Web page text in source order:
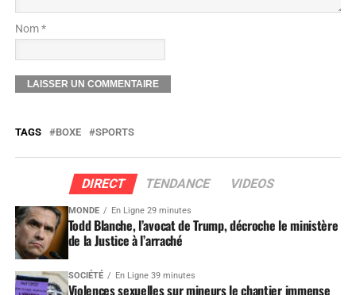
Nom *
TAGS BOXE SPORTS
DIRECT TENDANCE VIDEOS
MONDE En Ligne 29 minutes
Todd Blanche, l’avocat de Trump, décroche le ministère
de la Justice à l’arraché
SOCIÉTÉ En Ligne 39 minutes
Violences sexuelles sur mineurs le chantier immense